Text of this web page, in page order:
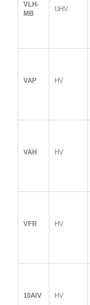
VLH-
MB
UHV
VAP HV
VAH HV
VFR HV
10AIV HV